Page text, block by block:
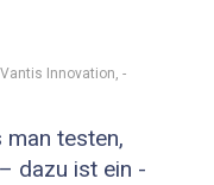
Vantis Innovation,
man testen,
dazu ist ein